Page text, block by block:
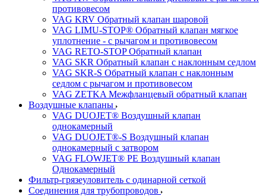
противовесом
VAG KRV Обратный клапан шаровой
VAG LIMU-STOP® Обратный клапан мягкое
уплотнение - с рычагом и противовесом
VAG RETO-STOP Обратный клапан
VAG SKR Обратный клапан с наклонным седлом
VAG SKR-S Обратный клапан с наклонным
седлом с рычагом и противовесом
VAG ZETKA Межфланцевый обратный клапан
Воздушные клапаны
VAG DUOJET® Воздушный клапан
однокамерный
VAG DUOJET®-S Воздушный клапан
однокамерный с затвором
VAG FLOWJET® PE Воздушный клапан
Однокамерный
Фильтр-грязеуловитель с одинарной сеткой
Соединения для трубопроводов